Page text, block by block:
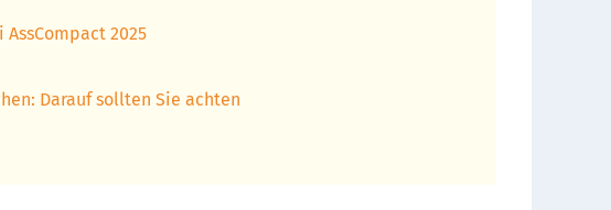
2025
Darauf sollten Sie achten